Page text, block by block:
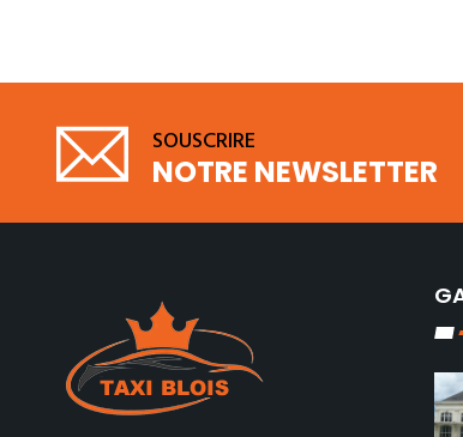
SOUSCRIRE
NOTRE NEWSLETTER